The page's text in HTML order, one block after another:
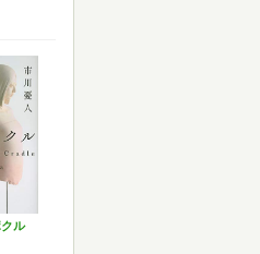
ル